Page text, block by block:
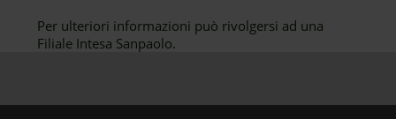
Per ulteriori informazioni può rivolgersi ad una
Filiale Intesa Sanpaolo.